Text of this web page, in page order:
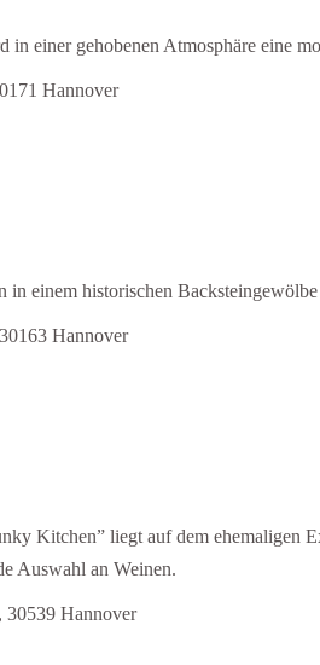
in einer gehobenen Atmosphäre eine
Hannover
in einem historischen
Hannover
Kitchen” liegt auf dem ehemaligen
Auswahl an Weinen.
30539 Hannover